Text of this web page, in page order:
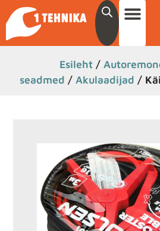
Esileht/
seadmed / Akulaadijad /